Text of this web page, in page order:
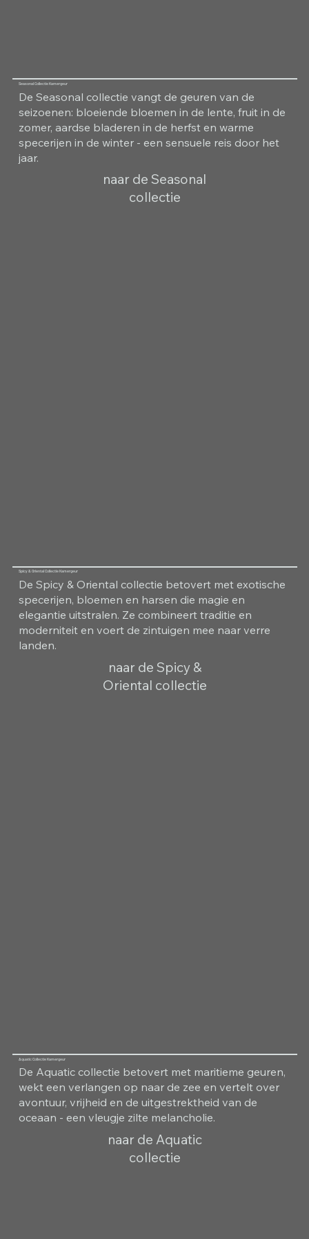
Seasonal Collectie Kamergeur
De Seasonal collectie vangt de geuren van de
seizoenen: bloeiende bloemen in de lente, fruit in de
zomer, aardse bladeren in de herfst en warme
specerijen in de winter - een sensuele reis door het
jaar.
naar de Seasonal
collectie
Spicy & Oriental Collectie Kamergeur
De Spicy & Oriental collectie betovert met exotische
specerijen, bloemen en harsen die magie en
elegantie uitstralen. Ze combineert traditie en
moderniteit en voert de zintuigen mee naar verre
landen.
naar de Spicy &
Oriental collectie
Aquatic Collectie Kamergeur
De Aquatic collectie betovert met maritieme geuren,
wekt een verlangen op naar de zee en vertelt over
avontuur, vrijheid en de uitgestrektheid van de
oceaan - een vleugje zilte melancholie.
naar de Aquatic
collectie